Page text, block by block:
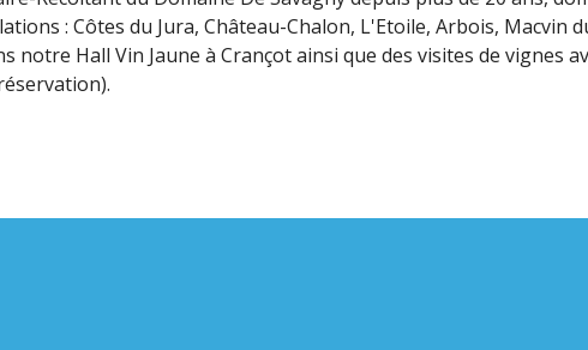
: Côtes du Jura, Château-Chalon, L'Etoile, Arbois, Macvin
notre Hall Vin Jaune à Crançot ainsi que des visites de vignes